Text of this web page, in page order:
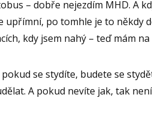
– dobře nejezdím MHD. A
upřímní, po tomhle je to někdy
kdy jsem nahý – teď mám
se stydíte, budete se
A pokud nevíte jak, tak